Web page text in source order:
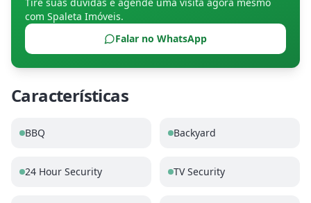
com Spaleta Imóveis.
Falar no WhatsApp
Características
BBQ Backyard
24 Hour Security TV Security